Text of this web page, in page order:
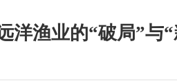
洋渔业的“破局”与